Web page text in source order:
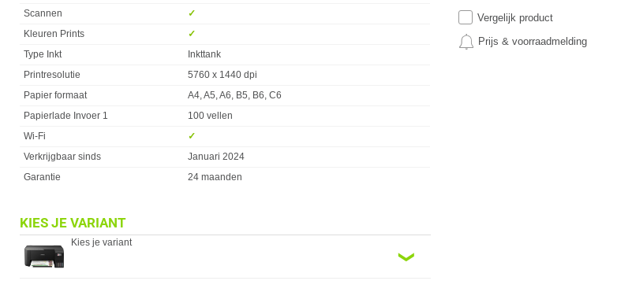
Scannen
✓︎
Kleuren Prints
✓︎
Type Inkt
Inkttank
Printresolutie
5760 x 1440 dpi
Papier formaat
A4, A5, A6, B5, B6, C6
Papierlade Invoer 1
100 vellen
Wi-Fi
✓︎
Verkrijgbaar sinds
Januari 2024
Garantie
24 maanden
KIES JE VARIANT
Kies je variant
❮
Vergelijk product
Prijs & voorraadmelding